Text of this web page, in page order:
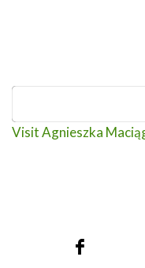
Visit Agnieszka